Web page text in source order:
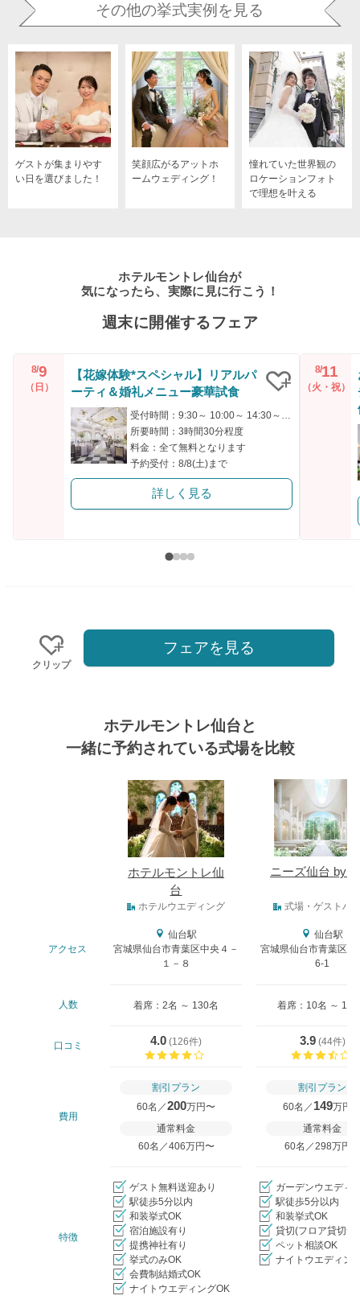
その他の挙式実例を見る
ゲストが集まりやす
い日を選びました！
笑顔広がるアットホ
ームウェディング！
憧れていた世界観の
ロケーションフォト
で理想を叶える
ホテルモントレ仙台が
気になったら、実際に見に行こう！
週末に開催するフェア
8/9
（日）
【花嫁体験*スペシャル】リアルパ
ーティ＆婚礼メニュー豪華試食
受付時間：9:30～ 10:00～ 14:30～ 15:00～
所要時間：3時間30分程度
料金：全て無料となります
予約受付：8/8(土)まで
詳しく見る
8/11
（火・祝）
クリップ
フェアを見る
ホテルモントレ仙台と
一緒に予約されている式場を比較
ホテルモントレ仙
台
ニーズ仙台 by
ホテルウエディング 式場・ゲストハ
アクセス
仙台駅
宮城県仙台市青葉区中央４－
１－８
仙台駅
宮城県仙台市青葉区一
6-1
人数 着席：2名 ～ 130名 着席：10名 ～ 130
口コミ 4.0 (126件)
3.9(44件)
費用
割引プラン
60名／200万円〜
通常料金
60名／406万円〜
割引プラン
60名／ 149万円
通常料金
60名／298万円〜
特徴
ゲスト無料送迎あり
駅徒歩5分以内
和装挙式OK
宿泊施設有り
提携神社有り
挙式のみOK
会費制結婚式OK
ナイトウエディングOK
ガーデンウエディ
駅徒歩5分以内
和装挙式OK
貸切(フロア貸切含
ペット相談OK
ナイトウエディン